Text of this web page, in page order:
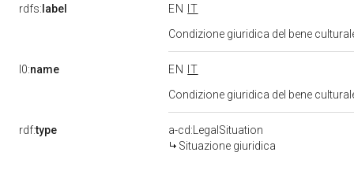
rdfs: label EN
IT
Condizione giuridica del bene
l0:name EN
IT
Condizione giuridica del bene
rdf:type
a-cd:LegalSituation
Situazione giuridica